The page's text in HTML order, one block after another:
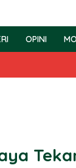
OPINI